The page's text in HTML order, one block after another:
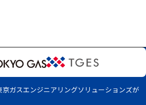
ガスエンジニアリングソリューションズが